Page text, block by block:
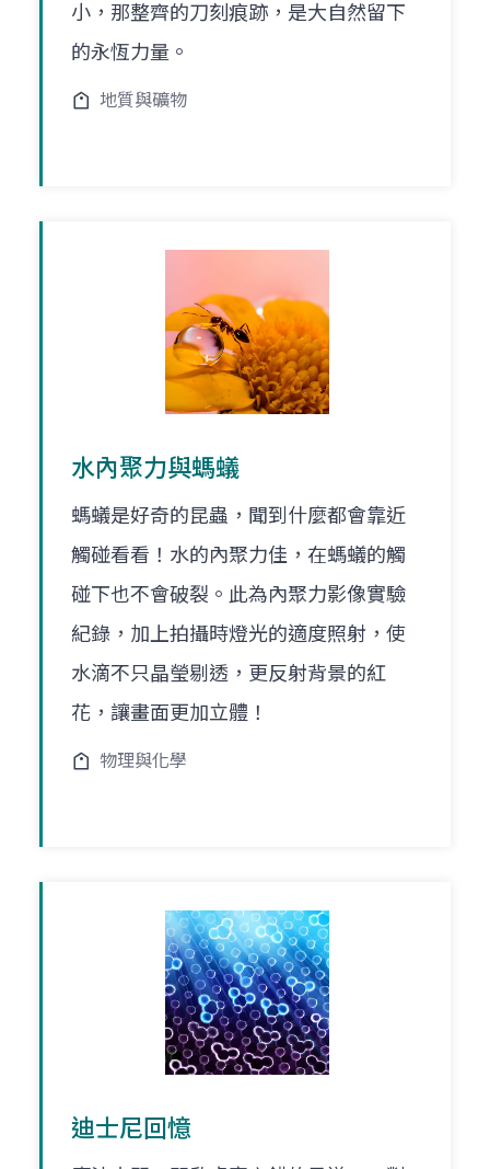
小，那整齊的刀刻痕跡，是大自然留下
的永恆力量。
地質與礦物
水內聚力與螞蟻
螞蟻是好奇的昆蟲，聞到什麼都會靠近
觸碰看看！水的內聚力佳，在螞蟻的觸
碰下也不會破裂。此為內聚力影像實驗
紀錄，加上拍攝時燈光的適度照射，使
水滴不只晶瑩剔透，更反射背景的紅
花，讓畫面更加立體！
物理與化學
迪士尼回憶